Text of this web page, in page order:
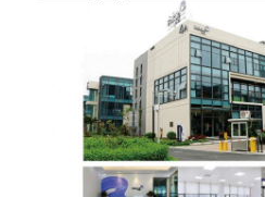
Σπίτι
Προϊόντα
Βίντεο